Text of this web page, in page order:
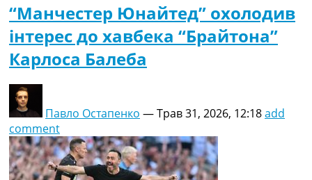
“Манчестер Юнайтед” охолодив
інтерес до хавбека “Брайтона”
Карлоса Балеба
Павло Остапенко —Трав 31, 2026, 12:18add
comment